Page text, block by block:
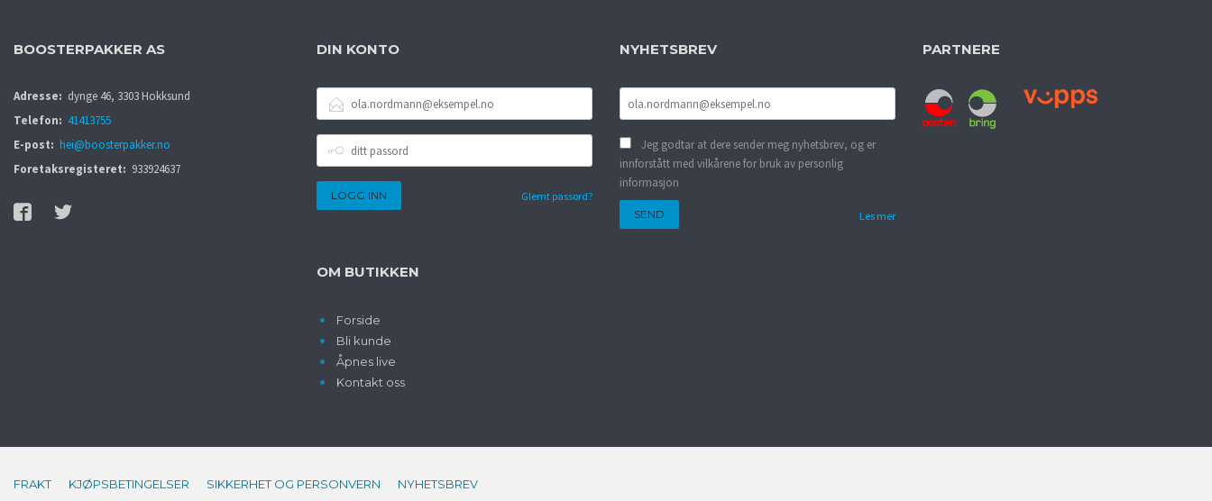
BOOSTERPAKKER AS
Adresse: dynge 46, 3303 Hokksund
Telefon: 41413755
E-post: hei@boosterpakker.no
Foretaksregisteret: 933924637
DIN KONTO
POSTADRESSE
PASSORD
Glemt passord?
OM BUTIKKEN
Forside
Bli kunde
Åpnes live
Kontakt oss
NYHETSBREV
Jeg godtar at dere sender meg nyhetsbrev, og er
innforstått med vilkårene for bruk av personlig
informasjon
Les mer
PARTNERE
FRAKT KJØPSBETINGELSER SIKKERHET OG PERSONVERN NYHETSBREV